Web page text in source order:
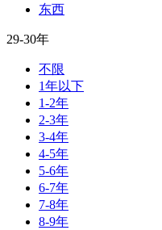
东西
29-30年
不限
1年以下
1-2年
2-3年
3-4年
4-5年
5-6年
6-7年
7-8年
8-9年